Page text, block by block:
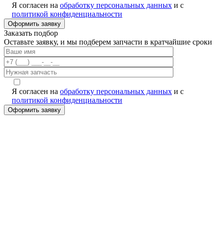
Я согласен на обработку персональных данных и с
политикой конфиденциальности
Заказать подбор
Оставьте заявку, и мы подберем запчасти в кратчайшие сроки
Я согласен на обработку персональных данных и с
политикой конфиденциальности